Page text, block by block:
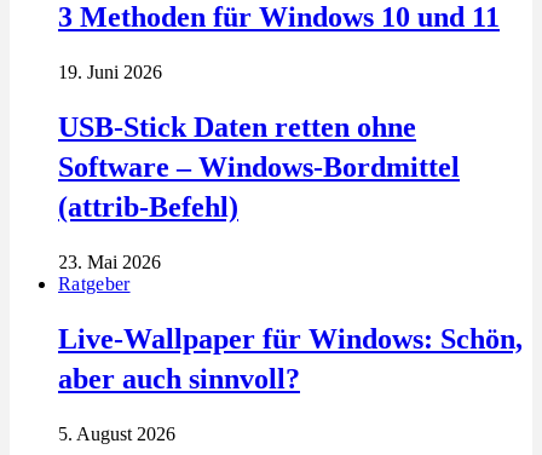
3 Methoden für Windows 10 und 11
19. Juni 2026
USB-Stick Daten retten ohne
Software – Windows-Bordmittel
(attrib-Befehl)
23. Mai 2026
Ratgeber
Live-Wallpaper für Windows: Schön,
aber auch sinnvoll?
5. August 2026